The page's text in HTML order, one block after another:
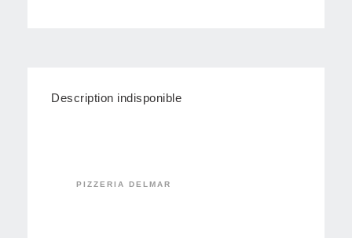
Description indisponible
PIZZERIA DELMAR